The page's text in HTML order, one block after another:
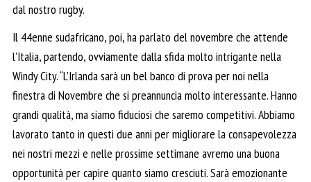
dal nostro rugby.
Il 44enne sudafricano, poi, ha parlato del novembre che attende
l’Italia, partendo, ovviamente dalla sfida molto intrigante nella
Windy City. “L’Irlanda sarà un bel banco di prova per noi nella
finestra di Novembre che si preannuncia molto interessante. Hanno
grandi qualità, ma siamo fiduciosi che saremo competitivi. Abbiamo
lavorato tanto in questi due anni per migliorare la consapevolezza
nei nostri mezzi e nelle prossime settimane avremo una buona
opportunità per capire quanto siamo cresciuti. Sarà emozionante